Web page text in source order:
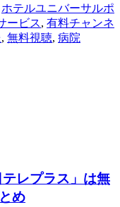
ホテルユニバーサルポ
ービス, 有料チャンネ
, 無料視聴, 病院
レプラス」は無
め